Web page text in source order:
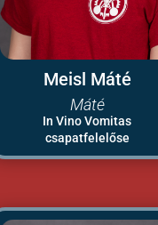
Meisl Máté
Máté
In Vino Vomitas
csapatfelelőse